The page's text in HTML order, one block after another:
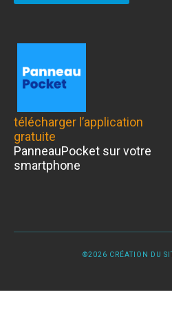
télécharger l’application
gratuite
PanneauPocket sur votre
smartphone
©2026 CRÉATION DU